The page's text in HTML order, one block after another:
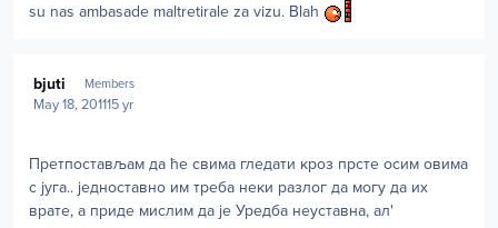
su nas ambasade maltretirale za vizu. Blah
bjuti Members
May 18, 201115 yr
Претпостављам да ће свима гледати кроз прсте осим овима
с југа.. једноставно им треба неки разлог да могу да их
врате, а приде мислим да је Уредба неуставна, ал'